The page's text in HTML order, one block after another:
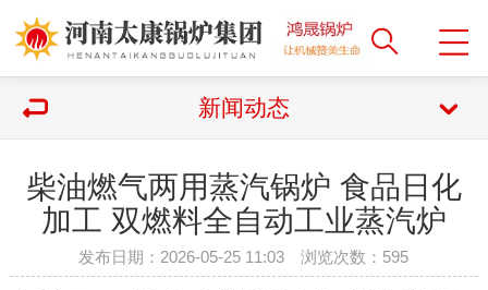
新闻动态
柴油燃气两用蒸汽锅炉 食品日化
加工 双燃料全自动工业蒸汽炉
发布日期：2026-05-25 11:03 浏览次数： 595